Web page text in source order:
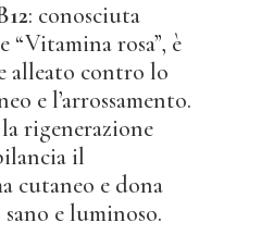
: conosciuta
“Vitamina rosa”, è
alleato contro lo
e l’arrossamento.
rigenerazione
il
cutaneo e dona
e luminoso.